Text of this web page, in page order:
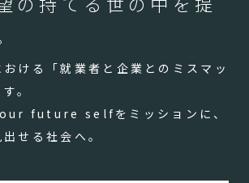
ける「就業者と企業とのミスマッ
。
future selfをミッションに、
せる社会へ。